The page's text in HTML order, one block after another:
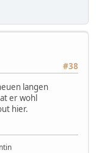
#38
langen
er wohl
hier.